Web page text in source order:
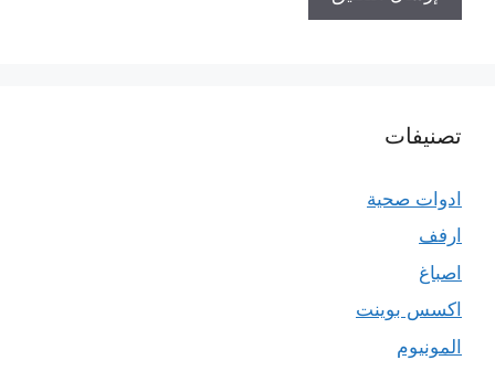
تصنيفات
ادوات صحية
ارفف
اصباغ
اكسس بوينت
المونيوم